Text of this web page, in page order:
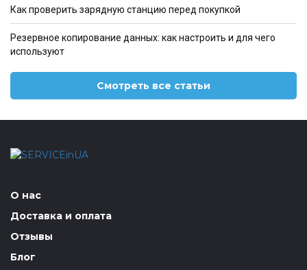
Как проверить зарядную станцию перед покупкой
Резервное копирование данных: как настроить и для чего
используют
Смотреть все статьи
О нас
Доставка и оплата
Отзывы
Блог